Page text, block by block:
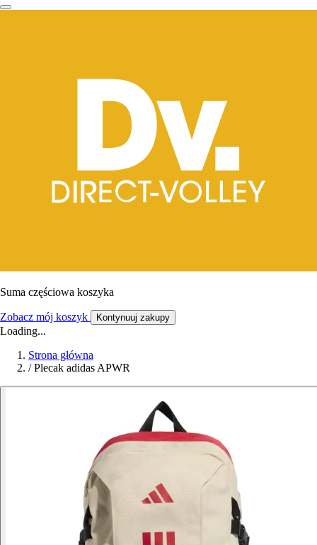
Suma częściowa koszyka
Zobacz mój koszyk Kontynuuj zakupy
Loading...
Strona główna
/ Plecak adidas APWR